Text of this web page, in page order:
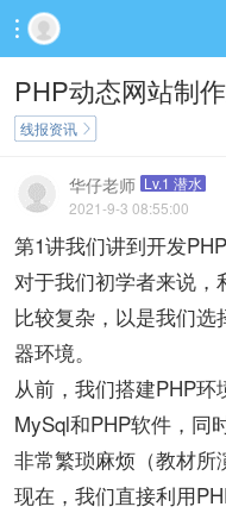

PHP动态网站制
线报资讯 
华仔老师 Lv.1 潜水
2021-9-3 08:55:00
第1讲我们讲到开发
对于我们初学者来说，
比较复杂，以是我们选
器环境。
从前，我们搭建PHP环
MySql和PHP软件，同
非常繁琐麻烦（教材所
现在，我们直接利用